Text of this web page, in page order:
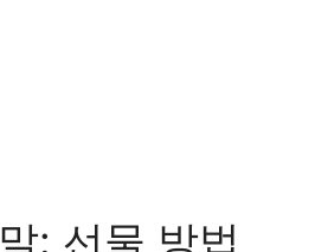
: 선물 방법